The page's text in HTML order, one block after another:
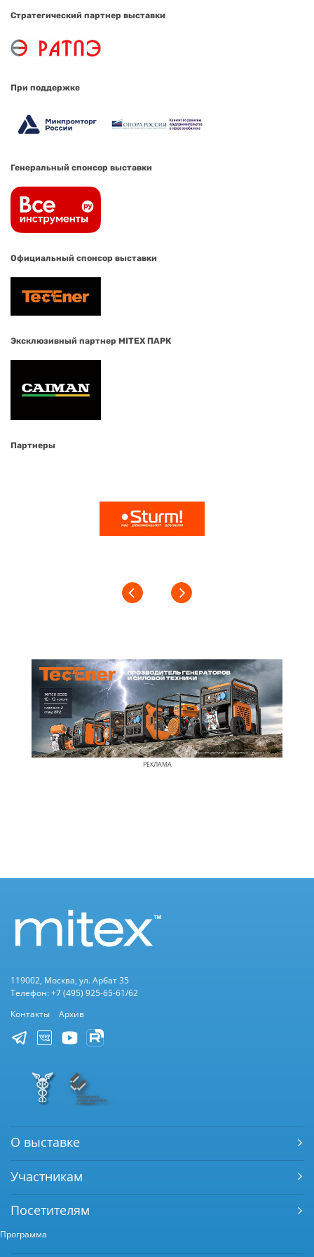
Стратегический партнер выставки
При поддержке
Генеральный спонсор выставки
Официальный спонсор выставки
Эксклюзивный партнер MITEX ПАРК
Партнеры
РЕКЛАМА
119002, Москва, ул. Арбат 35
Телефон: +7 (495) 925-65-61/62
Контакты
Архив
О выставке
Участникам
Посетителям
Программа